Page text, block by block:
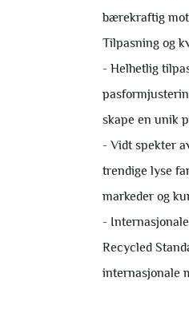
bærekraftig
Tilpasning og
- Helhetlig
skape en unik
- Vidt spekter
trendige lyse
markeder og
-
Recycled
internasjonale